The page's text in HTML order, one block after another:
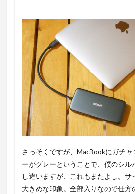
さっそくですが、MacBookにガチャ
ーがグレーということで、僕のシル
し違いますが、これもまたよし。サ
大きめな印象。全部入りなので仕方